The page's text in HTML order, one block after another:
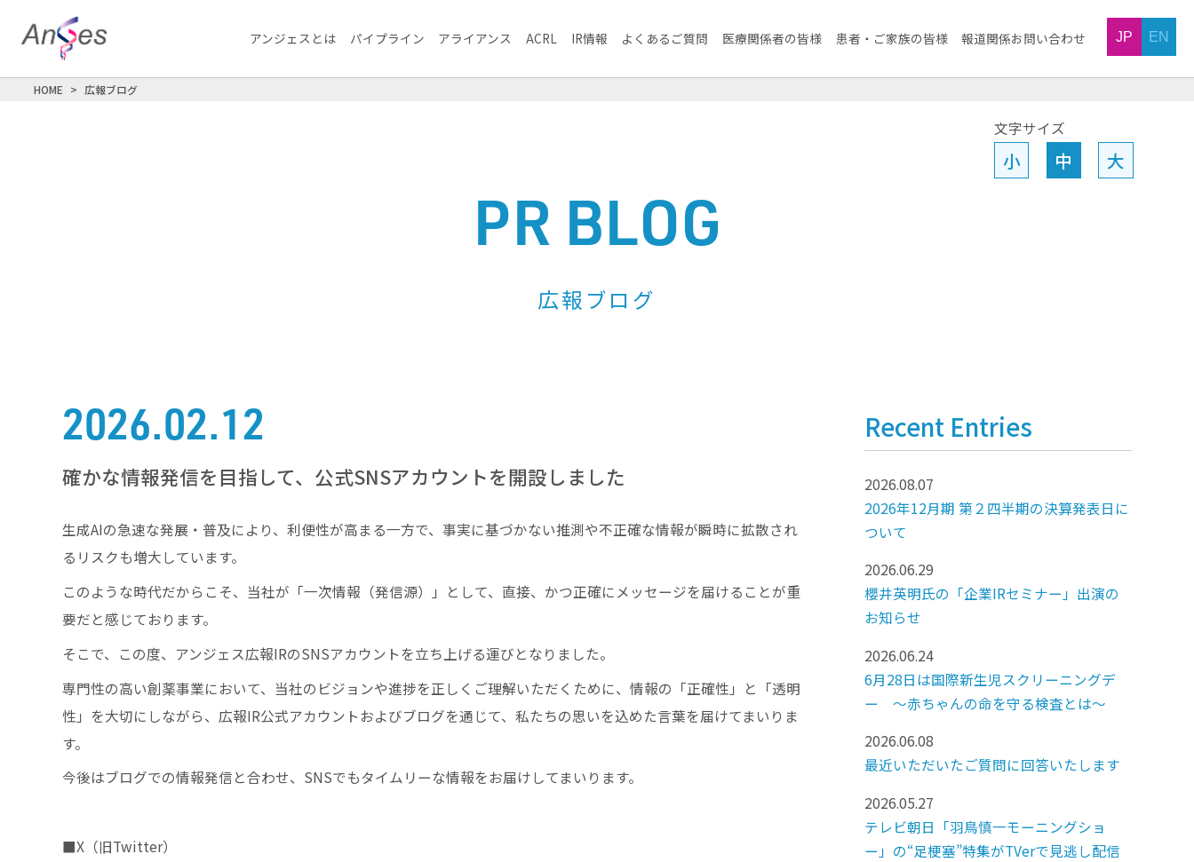
アンジェスとは パイプライン アライアンス ACRL IR情報 よくあるご質問 医療関係者の皆様 患者・ご家族の皆様 報道関係お問い合わせ JP EN
HOME 広報ブログ
PR BLOG
広報ブログ
文字サイズ
小 中 大
2026.02.12
確かな情報発信を目指して、公式SNSアカウントを開設しました
生成AIの急速な発展・普及により、利便性が高まる一方で、事実に基づかない推測や不正確な情報が瞬時に拡散され
るリスクも増大しています。
このような時代だからこそ、当社が「一次情報（発信源）」として、直接、かつ正確にメッセージを届けることが重
要だと感じております。
そこで、この度、アンジェス広報IRのSNSアカウントを立ち上げる運びとなりました。
専門性の高い創薬事業において、当社のビジョンや進捗を正しくご理解いただくために、情報の「正確性」と「透明
性」を大切にしながら、広報IR公式アカウントおよびブログを通じて、私たちの思いを込めた言葉を届けてまいりま
す。
今後はブログでの情報発信と合わせ、SNSでもタイムリーな情報をお届けしてまいります。
■X（旧Twitter）
Recent Entries
2026.08.07
2026年12月期 第２四半期の決算発表日に
ついて
2026.06.29
櫻井英明氏の「企業IRセミナー」出演の
お知らせ
2026.06.24
6月28日は国際新生児スクリーニングデ
ー ～赤ちゃんの命を守る検査とは～
2026.06.08
最近いただいたご質問に回答いたします
2026.05.27
テレビ朝日「羽鳥慎一モーニングショ
ー」の“足梗塞”特集がTVerで見逃し配信